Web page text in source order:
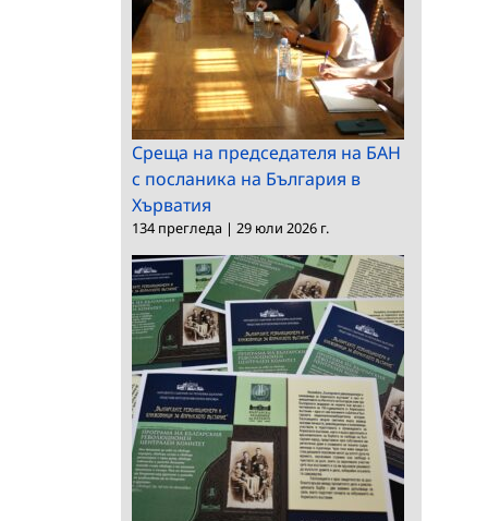
Среща на председателя на БАН
с посланика на България в
Хърватия
134 прегледа | 29 юли 2026 г.